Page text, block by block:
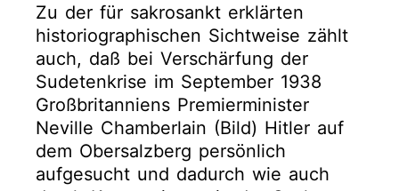
Zu der für sakrosankt erklärten
historiographischen Sichtweise zählt
auch, daß bei Verschärfung der
Sudetenkrise im September 1938
Großbritanniens Premierminister
Neville Chamberlain (Bild) Hitler auf
dem Obersalzberg persönlich
aufgesucht und dadurch wie auch